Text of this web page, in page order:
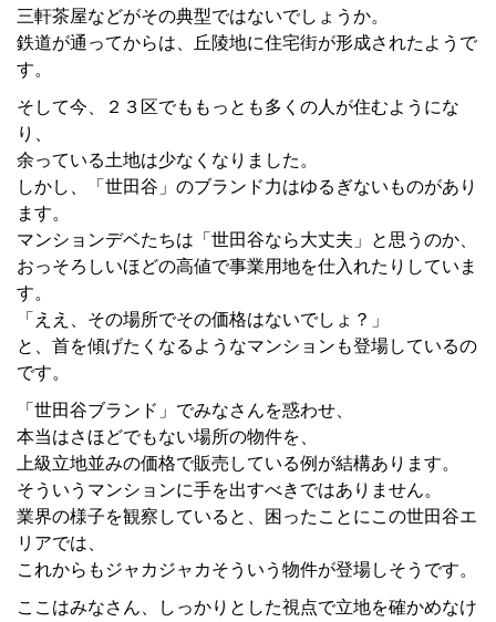
三軒茶屋などがその典型ではないでしょうか。
鉄道が通ってからは、丘陵地に住宅街が形成されたようで
す。
そして今、２３区でももっとも多くの人が住むようにな
り、
余っている土地は少なくなりました。
しかし、「世田谷」のブランド力はゆるぎないものがあり
ます。
マンションデベたちは「世田谷なら大丈夫」と思うのか、
おっそろしいほどの高値で事業用地を仕入れたりしていま
す。
「ええ、その場所でその価格はないでしょ？」
と、首を傾げたくなるようなマンションも登場しているの
です。
「世田谷ブランド」でみなさんを惑わせ、
本当はさほどでもない場所の物件を、
上級立地並みの価格で販売している例が結構あります。
そういうマンションに手を出すべきではありません。
業界の様子を観察していると、困ったことにこの世田谷エ
リアでは、
これからもジャカジャカそういう物件が登場しそうです。
ここはみなさん、しっかりとした視点で立地を確かめなけ